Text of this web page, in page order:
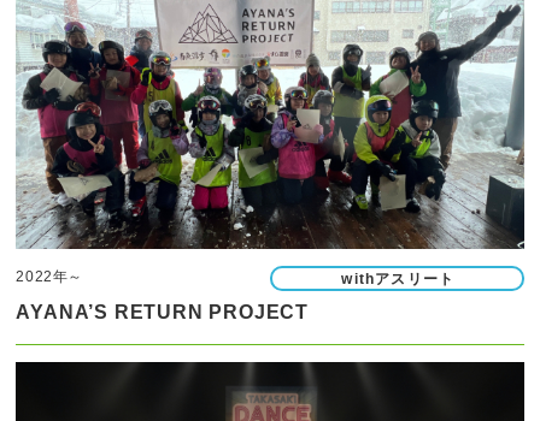
2022年～ withアスリート
AYANA’S RETURN PROJECT